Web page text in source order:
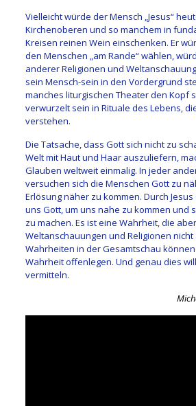
Vielleicht würde der Mensch „Jesus“
Kirchenoberen und so manchem in
Kreisen reinen Wein einschenken. Er
den Menschen „am Rande“ wählen,
anderer Religionen und
sein Mensch-sein in den Vordergrund
manches liturgischen Theater den Kopf
verwurzelt sein in Rituale des Lebens,
verstehen.
Die Tatsache, dass Gott sich nicht zu
Welt mit Haut und Haar auszuliefern,
Glauben weltweit einmalig. In jeder
versuchen sich die Menschen Gott zu
Erlösung näher zu kommen. Durch
uns Gott, um uns nahe zu kommen und
zu machen. Es ist eine Wahrheit, die
Weltanschauungen und Religionen nicht
Wahrheiten in der Gesamtschau
Wahrheit offenlegen. Und genau dies
vermitteln.